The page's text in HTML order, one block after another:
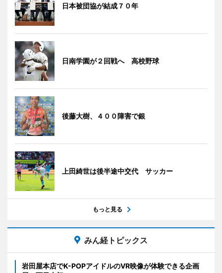
日本被団協が結成７０年
日南学園が２回戦へ 高校野球
後藤大樹、４００障害で銀
上田綺世は後半途中交代 サッカー
もっと見る
みん経トピックス
岩田屋本店でK-POPアイドルのVR映像が体験できる企画